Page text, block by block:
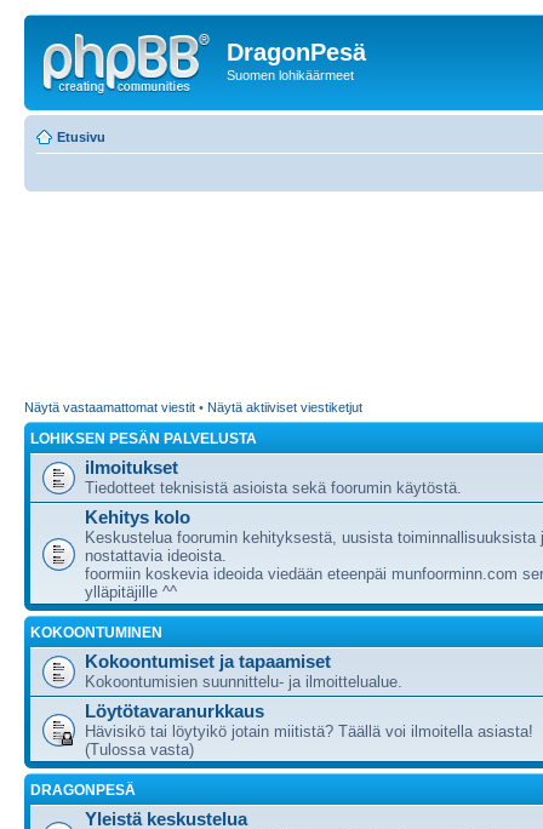
DragonPesä
Suomen lohikäärmeet
Etusivu
Näytä vastaamattomat viestit • Näytä aktiiviset viestiketjut
LOHIKSEN PESÄN PALVELUSTA
ilmoitukset
Tiedotteet teknisistä asioista sekä foorumin käytöstä.
Kehitys kolo
Keskustelua foorumin kehityksestä, uusista toiminnallisuuksista
nostattavia ideoista.
foormiin koskevia ideoida viedään eteenpäi munfoorminn.com
ylläpitäjille ^^
KOKOONTUMINEN
Kokoontumiset ja tapaamiset
Kokoontumisien suunnittelu- ja ilmoittelualue.
Löytötavaranurkkaus
Hävisikö tai löytyikö jotain miitistä? Täällä voi ilmoitella asiasta!
(Tulossa vasta)
DRAGONPESÄ
Yleistä keskustelua